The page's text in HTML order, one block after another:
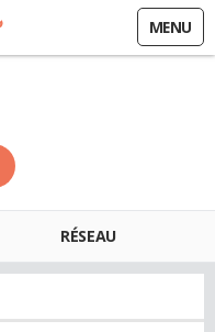
MENU
RÉSEAU